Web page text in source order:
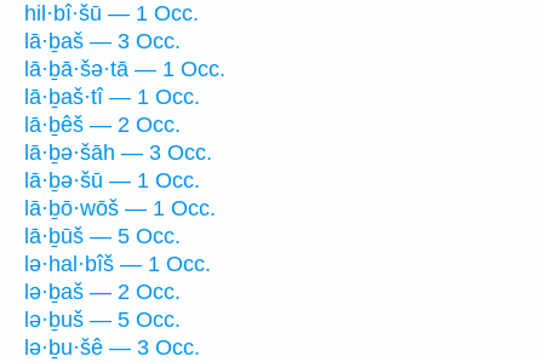
hil·bî·šū — 1 Occ.
lā·ḇaš — 3 Occ.
lā·ḇā·šə·tā — 1 Occ.
lā·ḇaš·tî — 1 Occ.
lā·ḇêš — 2 Occ.
lā·ḇə·šāh — 3 Occ.
lā·ḇə·šū — 1 Occ.
lā·ḇō·wōš — 1 Occ.
lā·ḇūš — 5 Occ.
lə·hal·bîš — 1 Occ.
lə·ḇaš — 2 Occ.
lə·ḇuš — 5 Occ.
lə·ḇu·šê — 3 Occ.